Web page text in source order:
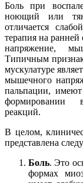
Боль при
ноющий или
отличается
терапия на
напряжение,
Типичным
мускулатуре
мышечного
пальпации,
формировании
реакций.
В целом,
представлена
Боль. Это
формах